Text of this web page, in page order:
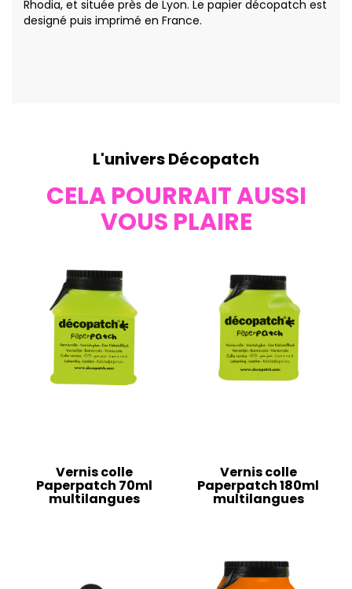
Rhodia, et située près de Lyon. Le papier décopatch est
designé puis imprimé en France.
L'univers Décopatch
CELA POURRAIT AUSSI
VOUS PLAIRE
Vernis colle
Paperpatch 70ml
multilangues
Vernis colle
Paperpatch 180ml
multilangues